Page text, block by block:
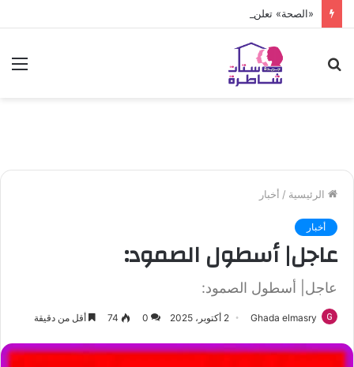
«الصحة» تعلن فحص أكثر من 10 ملايين طفل
الرئيسية / أخبار
أخبار
عاجل| أسطول الصمود:
عاجل| أسطول الصمود:
Ghada elmasry 2 أكتوبر، 2025 0
74 أقل من دقيقة